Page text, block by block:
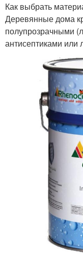
Как выбрать
Деревянные дома
полупрозрачными
антисептиками или